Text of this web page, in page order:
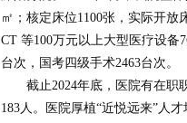
㎡；核定床位1100张，实际开放
CT 等100万元以上大型医疗设备
台次，国考四级手术2463台次。
截止2024年底，医院有在职
183人。医院厚植“近悦远来”人